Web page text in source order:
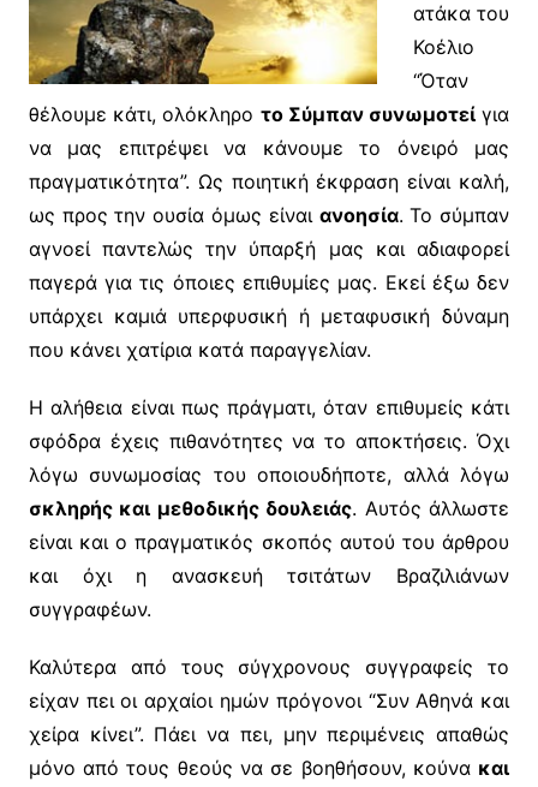
ατάκα του
Κοέλιο
“Όταν
θέλουμε κάτι, ολόκληρο το Σύμπαν συνωμοτείγια
να μας επιτρέψει να κάνουμε το όνειρό μας
πραγματικότητα”. Ως ποιητική έκφραση είναι καλή,
ως προς την ουσία όμως είναι ανοησία. Το σύμπαν
αγνοεί παντελώς την ύπαρξή μας και αδιαφορεί
παγερά για τις όποιες επιθυμίες μας. Εκεί έξω δεν
υπάρχει καμιά υπερφυσική ή μεταφυσική δύναμη
που κάνει χατίρια κατά παραγγελίαν.
Η αλήθεια είναι πως πράγματι, όταν επιθυμείς κάτι
σφόδρα έχεις πιθανότητες να το αποκτήσεις. Όχι
λόγω συνωμοσίας του οποιουδήποτε, αλλά λόγω
σκληρής και μεθοδικής δουλειάς. Αυτός άλλωστε
είναι και ο πραγματικός σκοπός αυτού του άρθρου
και όχι η ανασκευή τσιτάτων Βραζιλιάνων
συγγραφέων.
Καλύτερα από τους σύγχρονους συγγραφείς το
είχαν πει οι αρχαίοι ημών πρόγονοι “Συν Αθηνά και
χείρα κίνει”. Πάει να πει, μην περιμένεις απαθώς
μόνο από τους θεούς να σε βοηθήσουν, κούνα και